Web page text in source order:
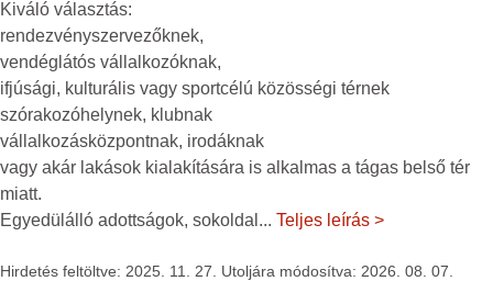
Kiváló választás:
rendezvényszervezőknek,
vendéglátós vállalkozóknak,
ifjúsági, kulturális vagy sportcélú közösségi térnek
szórakozóhelynek, klubnak
vállalkozásközpontnak, irodáknak
vagy akár lakások kialakítására is alkalmas a tágas belső tér
miatt.
Egyedülálló adottságok, sokoldal ... Teljes leírás >
Hirdetés feltöltve: 2025. 11. 27. Utoljára módosítva: 2026. 08. 07.